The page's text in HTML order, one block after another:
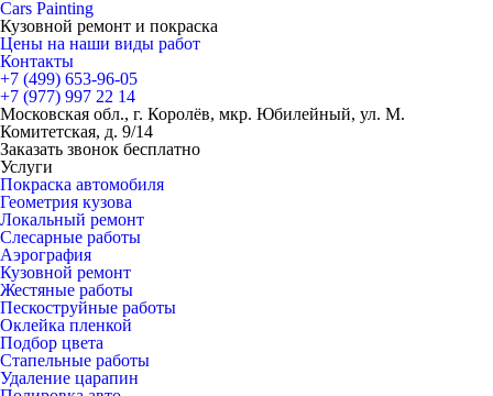
Cars Painting
Кузовной ремонт и покраска
Цены на наши виды работ
Контакты
+7 (499) 653-96-05
+7 (977) 997 22 14
Московская обл., г. Королёв, мкр. Юбилейный, ул. М.
Комитетская, д. 9/14
Заказать звонок бесплатно
Услуги
Покраска автомобиля
Геометрия кузова
Локальный ремонт
Слесарные работы
Аэрография
Кузовной ремонт
Жестяные работы
Пескоструйные работы
Оклейка пленкой
Подбор цвета
Стапельные работы
Удаление царапин